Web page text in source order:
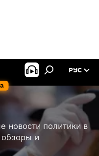
РУС
новости политики в
и